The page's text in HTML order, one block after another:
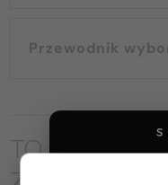
Przewodnik
TO MOŻE